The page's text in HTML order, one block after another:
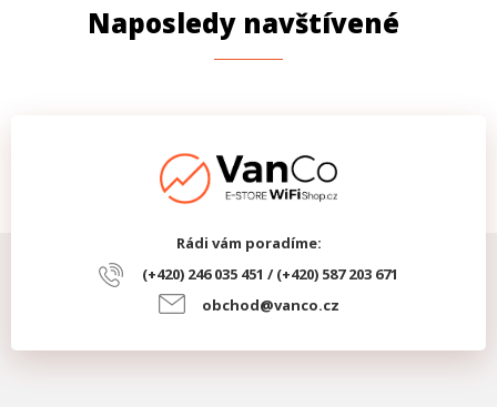
Naposledy navštívené
Rádi vám poradíme:
(+420) 246 035 451 / (+420) 587 203 671
obchod@vanco.cz